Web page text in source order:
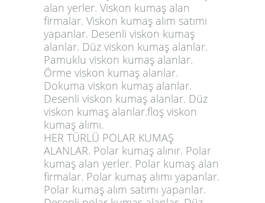
alan yerler. Viskon kumaş alan
firmalar. Viskon kumaş alım satımı
yapanlar. Desenli viskon kumaş
alanlar. Düz viskon kumaş alanlar.
Pamuklu viskon kumaş alanlar.
Örme viskon kumaş alanlar.
Dokuma viskon kumaş alanlar.
Desenli viskon kumaş alanlar. Düz
viskon kumaş alanlar.floş viskon
kumaş alımı.
HER TÜRLÜ POLAR KUMAŞ
ALANLAR. Polar kumaş alınır. Polar
kumaş alan yerler. Polar kumaş alan
firmalar. Polar kumaş alımı yapanlar.
Polar kumaş alım satımı yapanlar.